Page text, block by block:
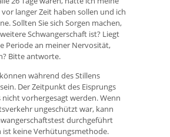
langer Zeit haben sollen und ich
Sollten Sie sich Sorgen machen,
Schwangerschaft ist? Liegt
Periode an meiner Nervosität,
Bitte antworte.
während des Stillens
Der Zeitpunkt des Eisprungs
nicht vorhergesagt werden. Wenn
ungeschützt war, kann
durchgeführt
ist keine Verhütungsmethode.